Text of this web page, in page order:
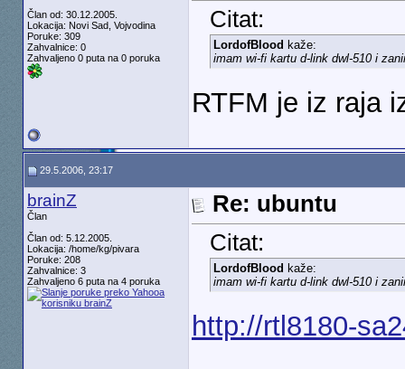
Član od: 30.12.2005.
Lokacija: Novi Sad, Vojvodina
Poruke: 309
Zahvalnice: 0
Zahvaljeno 0 puta na 0 poruka
Citat:
LordofBlood kaže:
imam wi-fi kartu d-link dwl-510 i
RTFM je iz raja
29.5.2006, 23:17
brainZ
Član
Član od: 5.12.2005.
Lokacija: /home/kg/pivara
Poruke: 208
Zahvalnice: 3
Zahvaljeno 6 puta na 4 poruka
Re: ubuntu
Citat:
LordofBlood kaže:
imam wi-fi kartu d-link dwl-510 i
http://rtl8180-